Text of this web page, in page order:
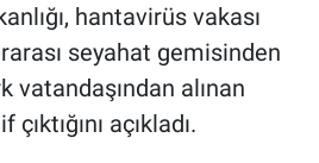
hantavirüs vakası
seyahat gemisinden
vatandaşından alınan
açıkladı.